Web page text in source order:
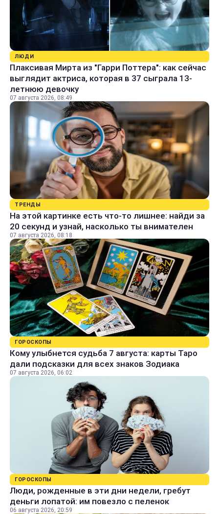
ЛЮДИ
Плаксивая Мирта из "Гарри Поттера": как сейчас
выглядит актриса, которая в 37 сыграла 13-
летнюю девочку
07 августа 2026, 08:49
ТРЕНДЫ
На этой картинке есть что-то лишнее: найди за
20 секунд и узнай, насколько ты внимателен
07 августа 2026, 08:18
ГОРОСКОПЫ
Кому улыбнется судьба 7 августа: карты Таро
дали подсказки для всех знаков Зодиака
07 августа 2026, 06:02
ГОРОСКОПЫ
Люди, рожденные в эти дни недели, гребут
деньги лопатой: им повезло с пеленок
06 августа 2026, 20:59